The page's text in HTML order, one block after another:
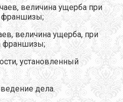
величина ущерба при
франшизы;
величина ущерба, при
франшизы;
установленный
дела.